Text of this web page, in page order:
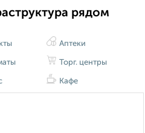
рядом
Аптеки
Торг. центры
Кафе